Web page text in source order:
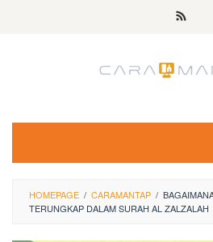
HOMEPAGE / CARAMANTAP /
TERUNGKAP DALAM SURAH AL ZALZALAH